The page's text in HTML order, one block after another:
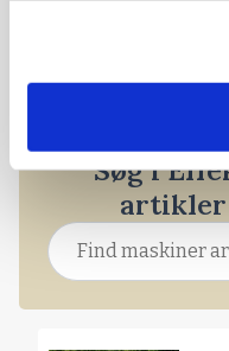
millioner kroner
Søg i
artikler